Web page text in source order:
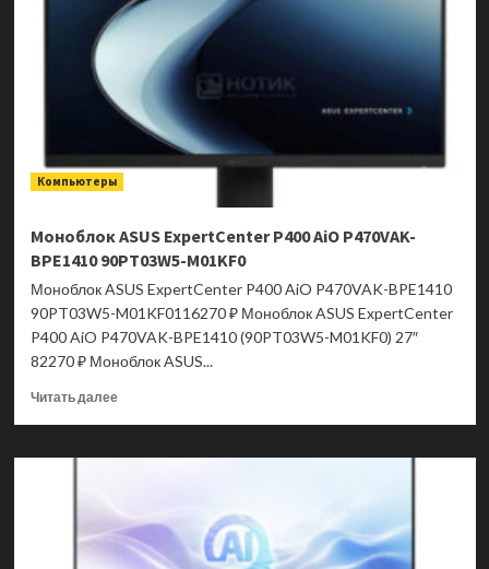
N
ADL
280XRU
9S6-
B0A921-
Компьютеры
Моноблок ASUS ExpertCenter P400 AiO P470VAK-
BPE1410 90PT03W5-M01KF0
Моноблок ASUS ExpertCenter P400 AiO P470VAK-BPE1410
90PT03W5-M01KF0116270 ₽ Моноблок ASUS ExpertCenter
P400 AiO P470VAK-BPE1410 (90PT03W5-M01KF0) 27″
82270 ₽ Моноблок ASUS...
Читать далееПрочитать
Моноблок
P400
AiO
P470VAK-